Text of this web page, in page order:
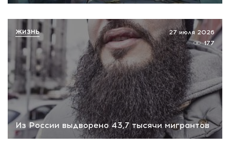
Из России выдворено 43,7 тысячи мигрантов
27 июля 2026
177
ЖИЗНЬ